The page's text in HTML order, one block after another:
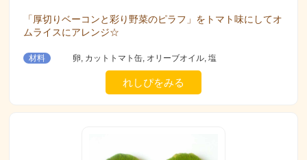
「厚切りベーコンと彩り野菜のピラフ」をトマト味にしてオ
ムライスにアレンジ☆
材料 卵, カットトマト缶, オリーブオイル, 塩
れしぴをみる